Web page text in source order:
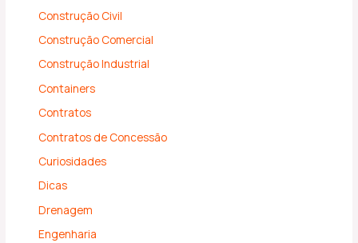
Construção Civil
Construção Comercial
Construção Industrial
Containers
Contratos
Contratos de Concessão
Curiosidades
Dicas
Drenagem
Engenharia